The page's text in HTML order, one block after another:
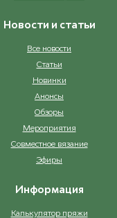
Новости и статьи
Все новости
Статьи
Новинки
Анонсы
Обзоры
Мероприятия
Совместное вязание
Эфиры
Информация
Калькулятор пряжи